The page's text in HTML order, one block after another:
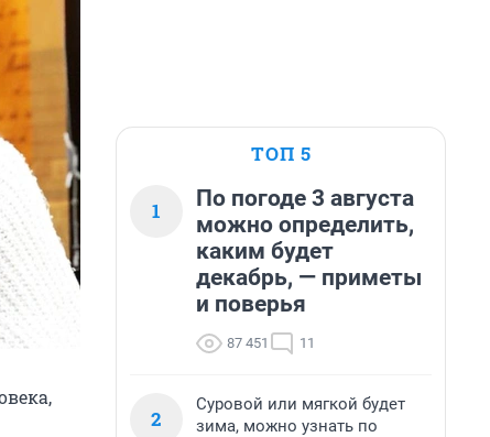
ТОП 5
1
По погоде 3 августа
можно определить,
каким будет
декабрь, — приметы
и поверья
87 451 11
2
Суровой или мягкой будет
зима, можно узнать по